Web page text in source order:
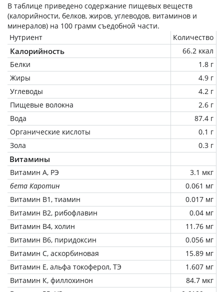
В таблице приведено содержание пищевых веществ
(калорийности, белков, жиров, углеводов, витаминов и
минералов) на 100 грамм съедобной части.
Нутриент
Количество
Калорийность
66.2 ккал
Белки
1.8 г
Жиры
4.9 г
Углеводы
4.2 г
Пищевые волокна
2.6 г
Вода
87.4 г
Органические кислоты
0.1 г
Зола
0.3 г
Витамины
Витамин А, РЭ
3.1 мкг
бета Каротин
0.061 мг
Витамин В1, тиамин
0.017 мг
Витамин В2, рибофлавин
0.04 мг
Витамин В4, холин
11.76 мг
Витамин В6, пиридоксин
0.056 мг
Витамин C, аскорбиновая
15.89 мг
Витамин Е, альфа токоферол, ТЭ
1.607 мг
Витамин К, филлохинон
84.7 мкг